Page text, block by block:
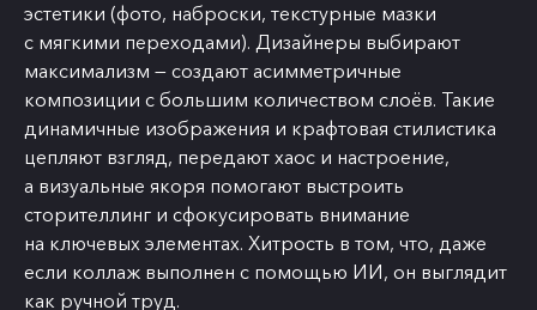
эстетики (фото, наброски, текстурные мазки
с мягкими переходами). Дизайнеры выбирают
максимализм — создают асимметричные
композиции с большим количеством слоёв. Такие
динамичные изображения и крафтовая стилистика
цепляют взгляд, передают хаос и настроение,
а визуальные якоря помогают выстроить
сторителлинг и сфокусировать внимание
на ключевых элементах. Хитрость в том, что, даже
если коллаж выполнен с помощью ИИ, он выглядит
как ручной труд.